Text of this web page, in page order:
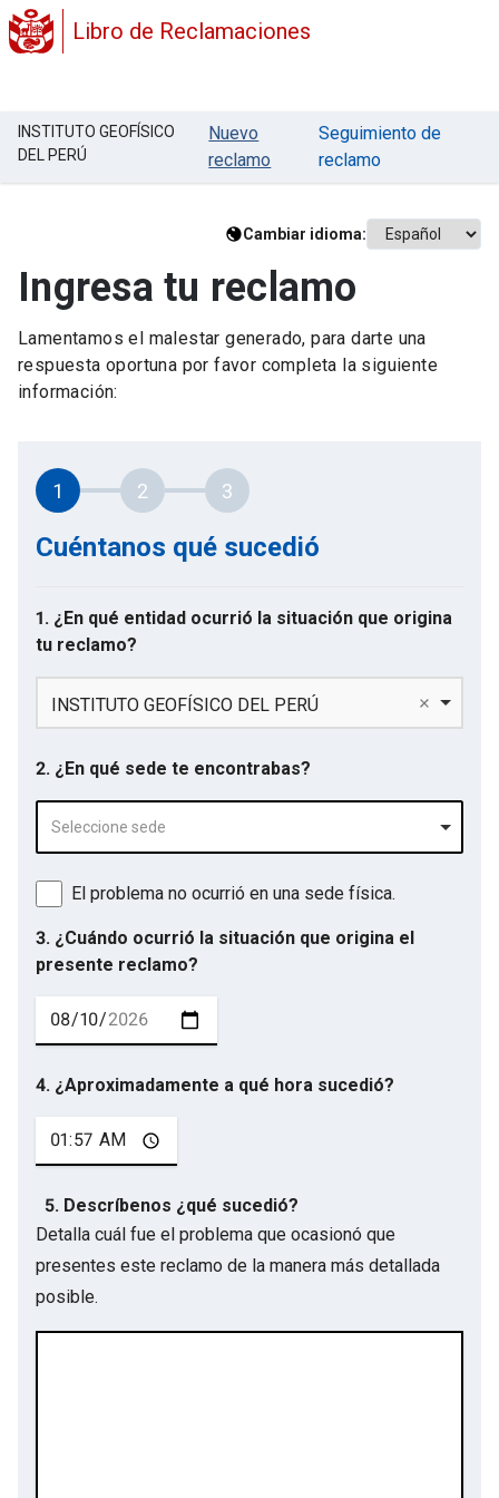
Libro de Reclamaciones
INSTITUTO GEOFÍSICO
DEL PERÚ
Nuevo
reclamo
Seguimiento de
reclamo
Cambiar idioma:
Ingresa tu reclamo
Lamentamos el malestar generado, para darte una
respuesta oportuna por favor completa la siguiente
información:
1 2 3
Cuéntanos qué sucedió
1. ¿En qué entidad ocurrió la situación que origina
tu reclamo?
INSTITUTO GEOFÍSICO DEL PERÚ
2. ¿En qué sede te encontrabas?
Seleccione sede
El problema no ocurrió en una sede física.
3. ¿Cuándo ocurrió la situación que origina el
presente reclamo?
4. ¿Aproximadamente a qué hora sucedió?
5. Descríbenos ¿qué sucedió?
Detalla cuál fue el problema que ocasionó que
presentes este reclamo de la manera más detallada
posible.